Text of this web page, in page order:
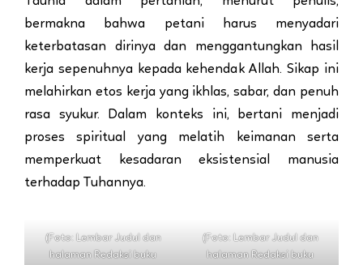
bermakna bahwa petani harus menyadari
keterbatasan dirinya dan menggantungkan hasil
kerja sepenuhnya kepada kehendak Allah. Sikap ini
melahirkan etos kerja yang ikhlas, sabar, dan penuh
rasa syukur. Dalam konteks ini, bertani menjadi
proses spiritual yang melatih keimanan serta
memperkuat kesadaran eksistensial manusia
terhadap Tuhannya.
(Foto: Lembar Judul dan
halaman Redaksi buku
(Foto: Lembar Judul dan
halaman Redaksi buku